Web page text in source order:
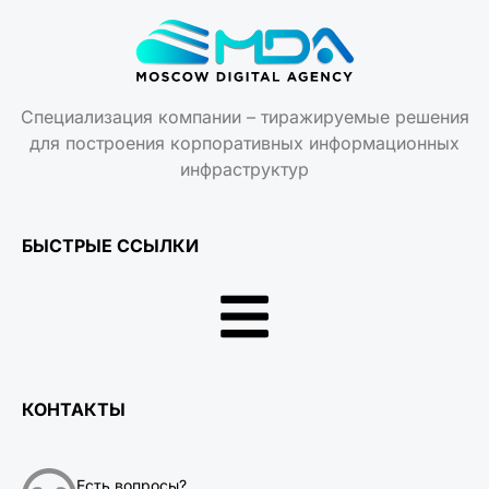
Специализация компании – тиражируемые решения
для построения корпоративных информационных
инфраструктур
БЫСТРЫЕ ССЫЛКИ
КОНТАКТЫ